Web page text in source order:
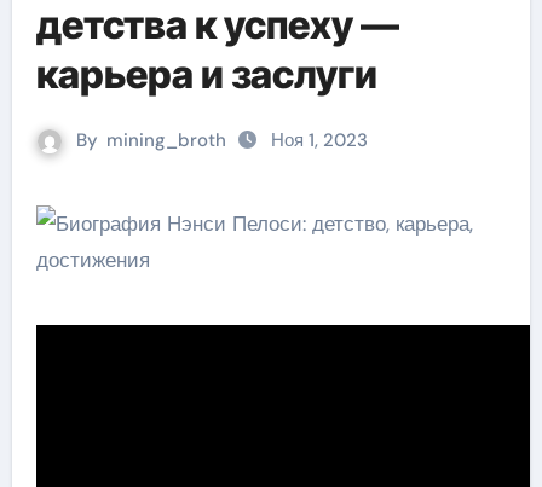
детства к успеху —
карьера и заслуги
By mining_broth Ноя 1, 2023